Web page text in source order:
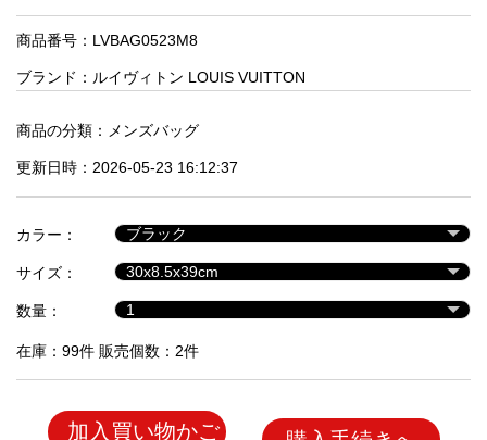
人
気
商
セ
ル
品
商品番号：LVBAG0523M8
ブランド： ルイヴィトン LOUIS VUITTON
商品の分類： メンズバッグ
更新日時：2026-05-23 16:12:37
カラー：
サイズ：
数量：
在庫：99件 販売個数：2件
加入買い物かご